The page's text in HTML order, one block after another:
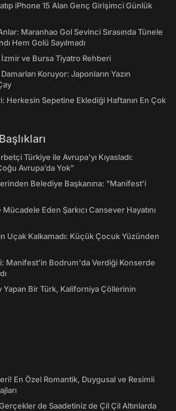
iPhone 15 Alan Genç Girişimci Günlük
Maranhao Gol Sevinci Sırasında Tünele
Hem Golü Sayılmadı
ve Bursa Tiyatro Rehberi
Koruyor: Japonların Yazın
Herkesin Sepetine Eklediği Haftanın En Çok
Türkiye ile Avrupa'yı Kıyasladı:
Avrupa’da Yok"
Belediye Başkanına: "Manifest’i
Eden Şarkıcı Cansever Hayatını
Uçak Kalkamadı: Küçük Çocuk Yüzünden
Manifest'in Bodrum'da Verdiği Konserde
Yapan Bir Türk, Kaliforniya Çöllerinin
En Özel Romantik, Duygusal ve Resimli
de Saadetiniz de Çil Çil Altınlarda